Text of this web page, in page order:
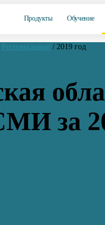
Продукты Обучение
Региональные / 2019 год
за